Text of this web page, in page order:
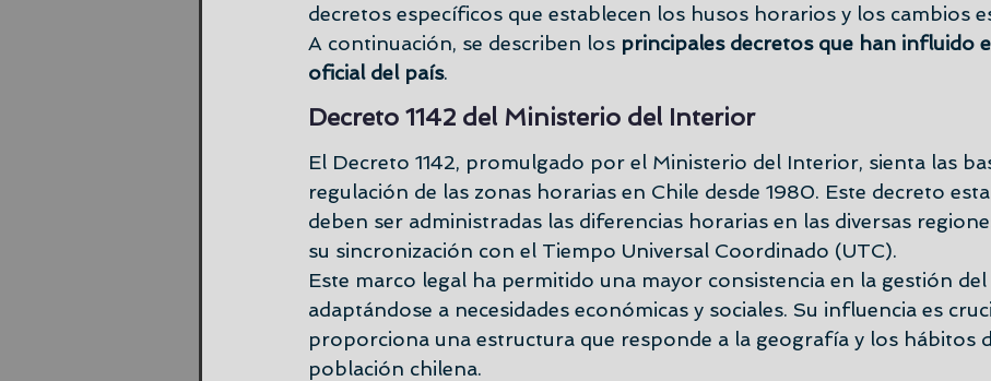
decretos específicos que establecen los husos horarios y los cambios
A continuación, se describen los principales decretos que han influido
oficial del país.
Decreto 1142 del Ministerio del Interior
El Decreto 1142, promulgado por el Ministerio del Interior, sienta las
regulación de las zonas horarias en Chile desde 1980. Este decreto
deben ser administradas las diferencias horarias en las diversas
su sincronización con el Tiempo Universal Coordinado (UTC).
Este marco legal ha permitido una mayor consistencia en la gestión
adaptándose a necesidades económicas y sociales. Su influencia es
proporciona una estructura que responde a la geografía y los hábitos
población chilena.